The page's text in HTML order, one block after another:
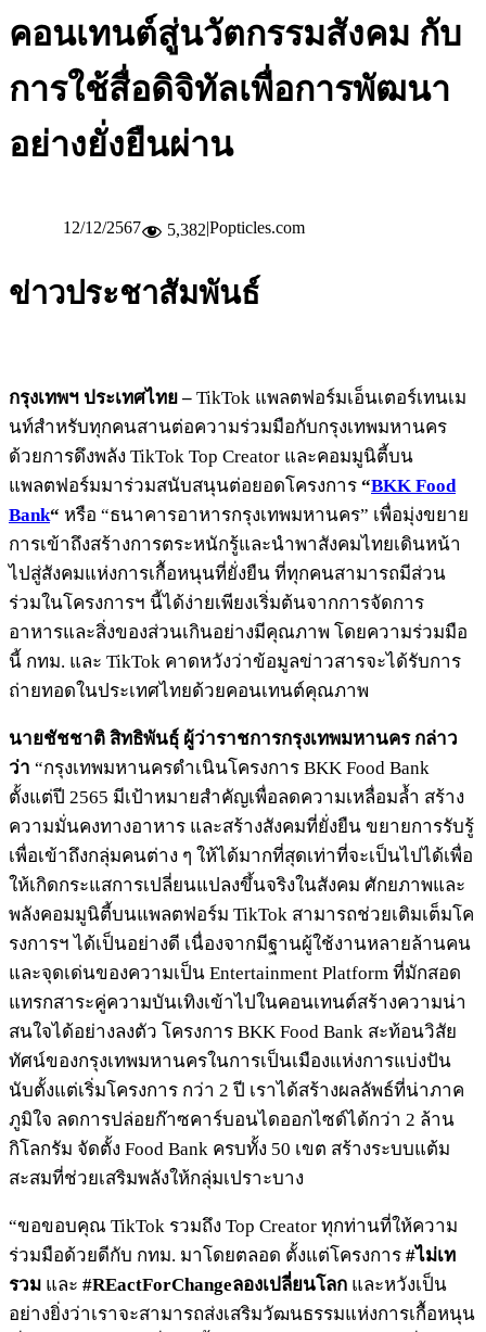
คอนเทนต์สู่นวัตกรรมสังคม กับ
การใช้สื่อดิจิทัลเพื่อการพัฒนา
อย่างยั่งยืนผ่าน
12/12/2567 5,382|Popticles.com
ข่าวประชาสัมพันธ์
กรุงเทพฯ ประเทศไทย – TikTok แพลตฟอร์มเอ็นเตอร์เทนเม
นท์สำหรับทุกคนสานต่อความร่วมมือกับกรุงเทพมหานคร
ด้วยการดึงพลัง TikTok Top Creator และคอมมูนิตี้บน
แพลตฟอร์มมาร่วมสนับสนุนต่อยอดโครงการ “BKK Food
Bank“ หรือ “ธนาคารอาหารกรุงเทพมหานคร” เพื่อมุ่งขยาย
การเข้าถึงสร้างการตระหนักรู้และนำพาสังคมไทยเดินหน้า
ไปสู่สังคมแห่งการเกื้อหนุนที่ยั่งยืน ที่ทุกคนสามารถมีส่วน
ร่วมในโครงการฯ นี้ได้ง่ายเพียงเริ่มต้นจากการจัดการ
อาหารและสิ่งของส่วนเกินอย่างมีคุณภาพ โดยความร่วมมือ
นี้ กทม. และ TikTok คาดหวังว่าข้อมูลข่าวสารจะได้รับการ
ถ่ายทอดในประเทศไทยด้วยคอนเทนต์คุณภาพ
นายชัชชาติ สิทธิพันธุ์ ผู้ว่าราชการกรุงเทพมหานคร กล่าว
ว่า “กรุงเทพมหานครดำเนินโครงการ BKK Food Bank
ตั้งแต่ปี 2565 มีเป้าหมายสำคัญเพื่อลดความเหลื่อมล้ำ สร้าง
ความมั่นคงทางอาหาร และสร้างสังคมที่ยั่งยืน ขยายการรับรู้
เพื่อเข้าถึงกลุ่มคนต่าง ๆ ให้ได้มากที่สุดเท่าที่จะเป็นไปได้เพื่อ
ให้เกิดกระแสการเปลี่ยนแปลงขึ้นจริงในสังคม ศักยภาพและ
พลังคอมมูนิตี้บนแพลตฟอร์ม TikTok สามารถช่วยเติมเต็มโค
รงการฯ ได้เป็นอย่างดี เนื่องจากมีฐานผู้ใช้งานหลายล้านคน
และจุดเด่นของความเป็น Entertainment Platform ที่มักสอด
แทรกสาระคู่ความบันเทิงเข้าไปในคอนเทนต์สร้างความน่า
สนใจได้อย่างลงตัว โครงการ BKK Food Bank สะท้อนวิสัย
ทัศน์ของกรุงเทพมหานครในการเป็นเมืองแห่งการแบ่งปัน
นับตั้งแต่เริ่มโครงการ กว่า 2 ปี เราได้สร้างผลลัพธ์ที่น่าภาค
ภูมิใจ ลดการปล่อยก๊าซคาร์บอนไดออกไซด์ได้กว่า 2 ล้าน
กิโลกรัม จัดตั้ง Food Bank ครบทั้ง 50 เขต สร้างระบบแต้ม
สะสมที่ช่วยเสริมพลังให้กลุ่มเปราะบาง
“ขอขอบคุณ TikTok รวมถึง Top Creator ทุกท่านที่ให้ความ
ร่วมมือด้วยดีกับ กทม. มาโดยตลอด ตั้งแต่โครงการ #ไม่เท
รวม และ #REactForChangeลองเปลี่ยนโลก และหวังเป็น
อย่างยิ่งว่าเราจะสามารถส่งเสริมวัฒนธรรมแห่งการเกื้อหนุน